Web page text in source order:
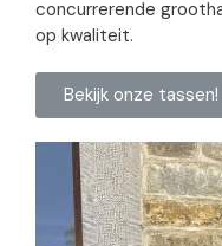
concurrerende
op kwaliteit.
Bekijk onze tassen!